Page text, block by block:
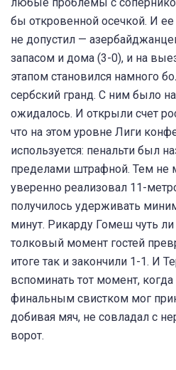
бы откровенной осечкой. И
не допустил —
запасом и дома (3-0), и на
этапом становился намного
сербский гранд. С ним было
ожидалось. И открыли счет
что на этом уровне Лиги
используется: пенальти был
пределами штрафной. Тем не
уверенно реализовал 11-
получилось удерживать
минут. Рикарду Гомеш чуть
толковый момент гостей
итоге так и закончили 1-1. И
вспоминать тот момент,
финальным свистком мог
добивая мяч, не совладал с
ворот.